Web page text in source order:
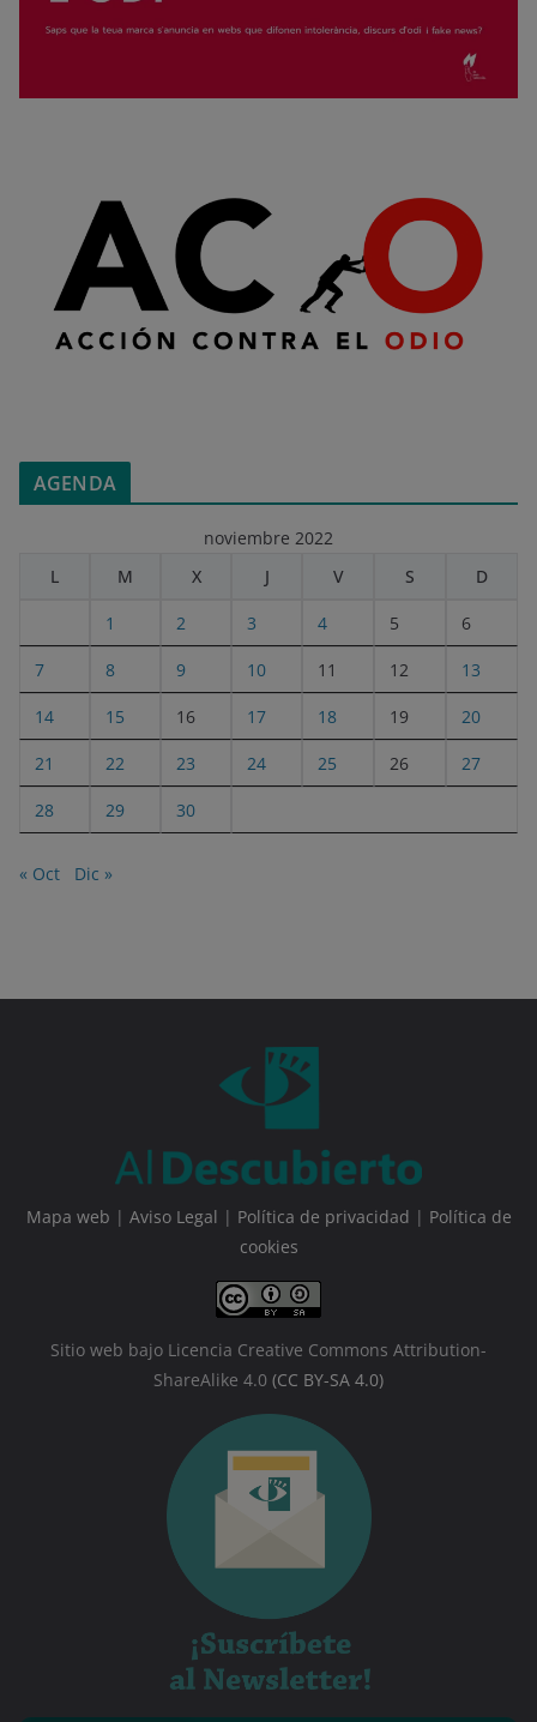
AGENDA
noviembre 2022
L
M X J V S D
1 2 3 4 5 6
7 8 9 10 11 12 13
14 15 16 17 18 19 20
21 22 23 24 25 26 27
28 29 30
« Oct Dic »
Mapa web | Aviso Legal | Política de privacidad | Política de
cookies
Sitio web bajo Licencia Creative Commons Attribution-
ShareAlike 4.0 (CC BY-SA 4.0)